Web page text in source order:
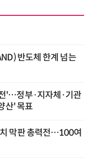
반도체 한계 넘는
'…정부·지자체·기관
산' 목표
막판 총력전…100여